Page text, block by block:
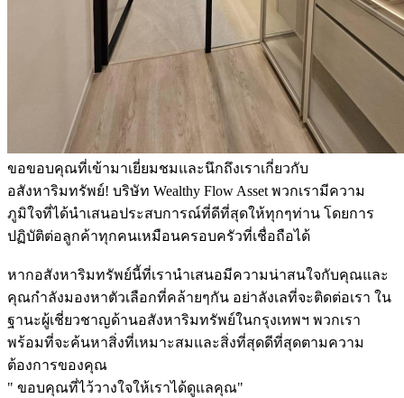
ขอขอบคุณที่เข้ามาเยี่ยมชมและนึกถึงเราเกี่ยวกับ
อสังหาริมทรัพย์! บริษัท Wealthy Flow Asset พวกเรามีความ
ภูมิใจที่ได้นำเสนอประสบการณ์ที่ดีที่สุดให้ทุกๆท่าน โดยการ
ปฏิบัติต่อลูกค้าทุกคนเหมือนครอบครัวที่เชื่อถือได้
หากอสังหาริมทรัพย์นี้ที่เรานำเสนอมีความน่าสนใจกับคุณและ
คุณกำลังมองหาตัวเลือกที่คล้ายๆกัน อย่าลังเลที่จะติดต่อเรา ใน
ฐานะผู้เชี่ยวชาญด้านอสังหาริมทรัพย์ในกรุงเทพฯ พวกเรา
พร้อมที่จะค้นหาสิ่งที่เหมาะสมและสิ่งที่สุดดีที่สุดตามความ
ต้องการของคุณ
" ขอบคุณที่ไว้วางใจให้เราได้ดูแลคุณ"